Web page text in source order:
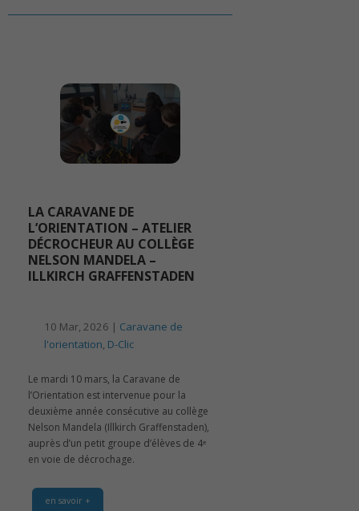
LA CARAVANE DE
L’ORIENTATION – ATELIER
DÉCROCHEUR AU COLLÈGE
NELSON MANDELA –
ILLKIRCH GRAFFENSTADEN
10 Mar, 2026 | Caravane de
l'orientation, D-Clic
Le mardi 10 mars, la Caravane de
l’Orientation est intervenue pour la
deuxième année consécutive au collège
Nelson Mandela (Illkirch Graffenstaden),
auprès d’un petit groupe d’élèves de 4ᵉ
en voie de décrochage.
en savoir +